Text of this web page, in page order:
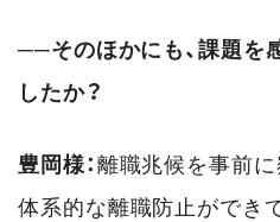
──そのほかにも、課題を
したか？
豊岡様：離職兆候を事前に
体系的な離職防止ができ